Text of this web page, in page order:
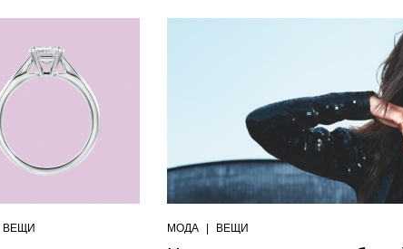
ВЕЩИ МОДА ВЕЩИ